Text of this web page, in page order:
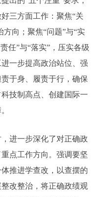
三方面工作：聚焦“关
方向；聚焦“问题”与“实
任”与“落实”，压实各级
一步提高政治站位、强
于身、履责于行，确保
技制高点、创建国际一
进一步深化了对正确政
点工作方向。强调要坚
推进学查改，以查摆的
改整治，将正确政绩观